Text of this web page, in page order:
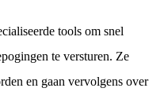
tools om snel
te versturen. Ze
en gaan vervolgens over